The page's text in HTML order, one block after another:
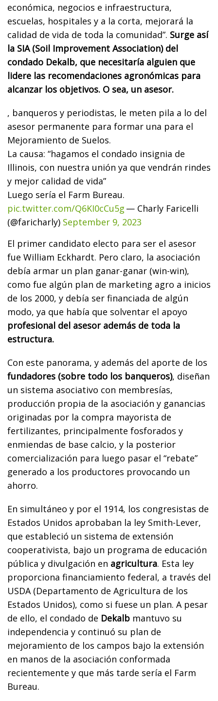
económica, negocios e infraestructura,
escuelas, hospitales y a la corta, mejorará la
calidad de vida de toda la comunidad”. Surge así
la SIA (Soil Improvement Association) del
condado Dekalb, que necesitaría alguien que
lidere las recomendaciones agronómicas para
alcanzar los objetivos. O sea, un asesor.
, banqueros y periodistas, le meten pila a lo del
asesor permanente para formar una para el
Mejoramiento de Suelos.
La causa: “hagamos el condado insignia de
Illinois, con nuestra unión ya que vendrán rindes
y mejor calidad de vida”
Luego sería el Farm Bureau.
pic.twitter.com/Q6KI0cCu5g — Charly Faricelli
(@faricharly) September 9, 2023
El primer candidato electo para ser el asesor
fue William Eckhardt. Pero claro, la asociación
debía armar un plan ganar-ganar (win-win),
como fue algún plan de marketing agro a inicios
de los 2000, y debía ser financiada de algún
modo, ya que había que solventar el apoyo
profesional del asesor además de toda la
estructura.
Con este panorama, y además del aporte de los
fundadores (sobre todo los banqueros), diseñan
un sistema asociativo con membresías,
producción propia de la asociación y ganancias
originadas por la compra mayorista de
fertilizantes, principalmente fosforados y
enmiendas de base calcio, y la posterior
comercialización para luego pasar el “rebate”
generado a los productores provocando un
ahorro.
En simultáneo y por el 1914, los congresistas de
Estados Unidos aprobaban la ley Smith-Lever,
que estableció un sistema de extensión
cooperativista, bajo un programa de educación
pública y divulgación en agricultura. Esta ley
proporciona financiamiento federal, a través del
USDA (Departamento de Agricultura de los
Estados Unidos), como si fuese un plan. A pesar
de ello, el condado de Dekalb mantuvo su
independencia y continuó su plan de
mejoramiento de los campos bajo la extensión
en manos de la asociación conformada
recientemente y que más tarde sería el Farm
Bureau.